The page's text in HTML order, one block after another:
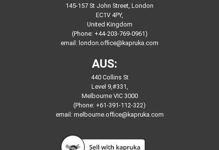
145-157 St John Street, London
EC1V 4PY,
United Kingdom
(Phone: +44-203-769-0961)
email: london.office@kapruka.com
AUS:
440 Collins St
Level 9,#331,
Melbourne VIC 3000
(Phone: +61-391-112-322)
email: melbourne.office@kapruka.com